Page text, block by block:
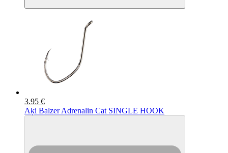
3.95 €
Āķi Balzer Adrenalin Cat SINGLE HOOK